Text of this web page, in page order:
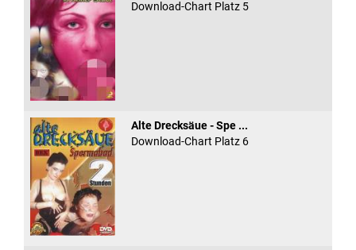
Download-Chart Platz 5
Alte Drecksäue - Spe ...
Download-Chart Platz 6